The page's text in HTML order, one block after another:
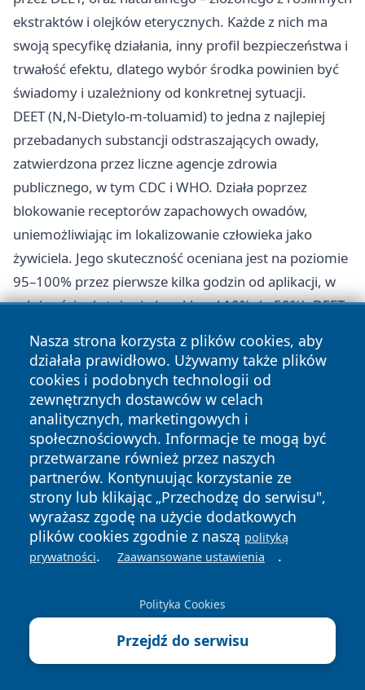
ekstraktów i olejków eterycznych. Każde z nich ma
swoją specyfikę działania, inny profil bezpieczeństwa i
trwałość efektu, dlatego wybór środka powinien być
świadomy i uzależniony od konkretnej sytuacji.
DEET (N,N-Dietylo-m-toluamid) to jedna z najlepiej
przebadanych substancji odstraszających owady,
zatwierdzona przez liczne agencje zdrowia
publicznego, w tym CDC i WHO. Działa poprzez
blokowanie receptorów zapachowych owadów,
uniemożliwiając im lokalizowanie człowieka jako
żywiciela. Jego skuteczność oceniana jest na poziomie
95–100% przez pierwsze kilka godzin od aplikacji, w
zależności od stężenia (zwykle od 10% do 50%). DEET
zwłaszcza w rejonach występowania chorób
odkleszczowych, takich jak borelioza czy kleszczowe
zapalenie mózgu, oraz tropikalnych – przenoszonych
przez komary (denga, Zika, malaria).
Z drugiej strony mamy naturalne środki – głównie
oparte na olejkach eterycznych takich jak eukaliptus
cytrynowy, lawenda, mięta pieprzowa, geranium czy
cedr. Ich działanie opiera się również na maskowaniu
zapachu skóry, jednak trwałość jest znacznie krótsza.
Większość naturalnych repelentów działa przez 20–60
eukaliptusa cytrynowego (PMD) wykazuje zbliżoną
skuteczność do DEET w badaniach klinicznych, ale
wymaga częstszej aplikacji. Naturalne formuły są
Nasza strona korzysta z plików cookies, aby
działała prawidłowo. Używamy także plików
cookies i podobnych technologii od
zewnętrznych dostawców w celach
analitycznych, marketingowych i
społecznościowych. Informacje te mogą być
przetwarzane również przez naszych
partnerów. Kontynuując korzystanie ze
strony lub klikając „Przechodzę do serwisu",
wyrażasz zgodę na użycie dodatkowych
plików cookies zgodnie z naszą polityką
prywatności. Zaawansowane ustawienia .
Polityka Cookies
Przejdź do serwisu